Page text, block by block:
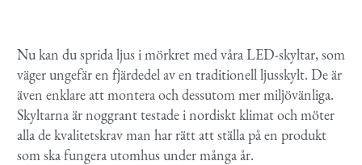
Nu kan du sprida ljus i mörkret med våra LED-skyltar, som
väger ungefär en fjärdedel av en traditionell ljusskylt. De är
även enklare att montera och dessutom mer miljövänliga.
Skyltarna är noggrant testade i nordiskt klimat och möter
alla de kvalitetskrav man har rätt att ställa på en produkt
som ska fungera utomhus under många år.